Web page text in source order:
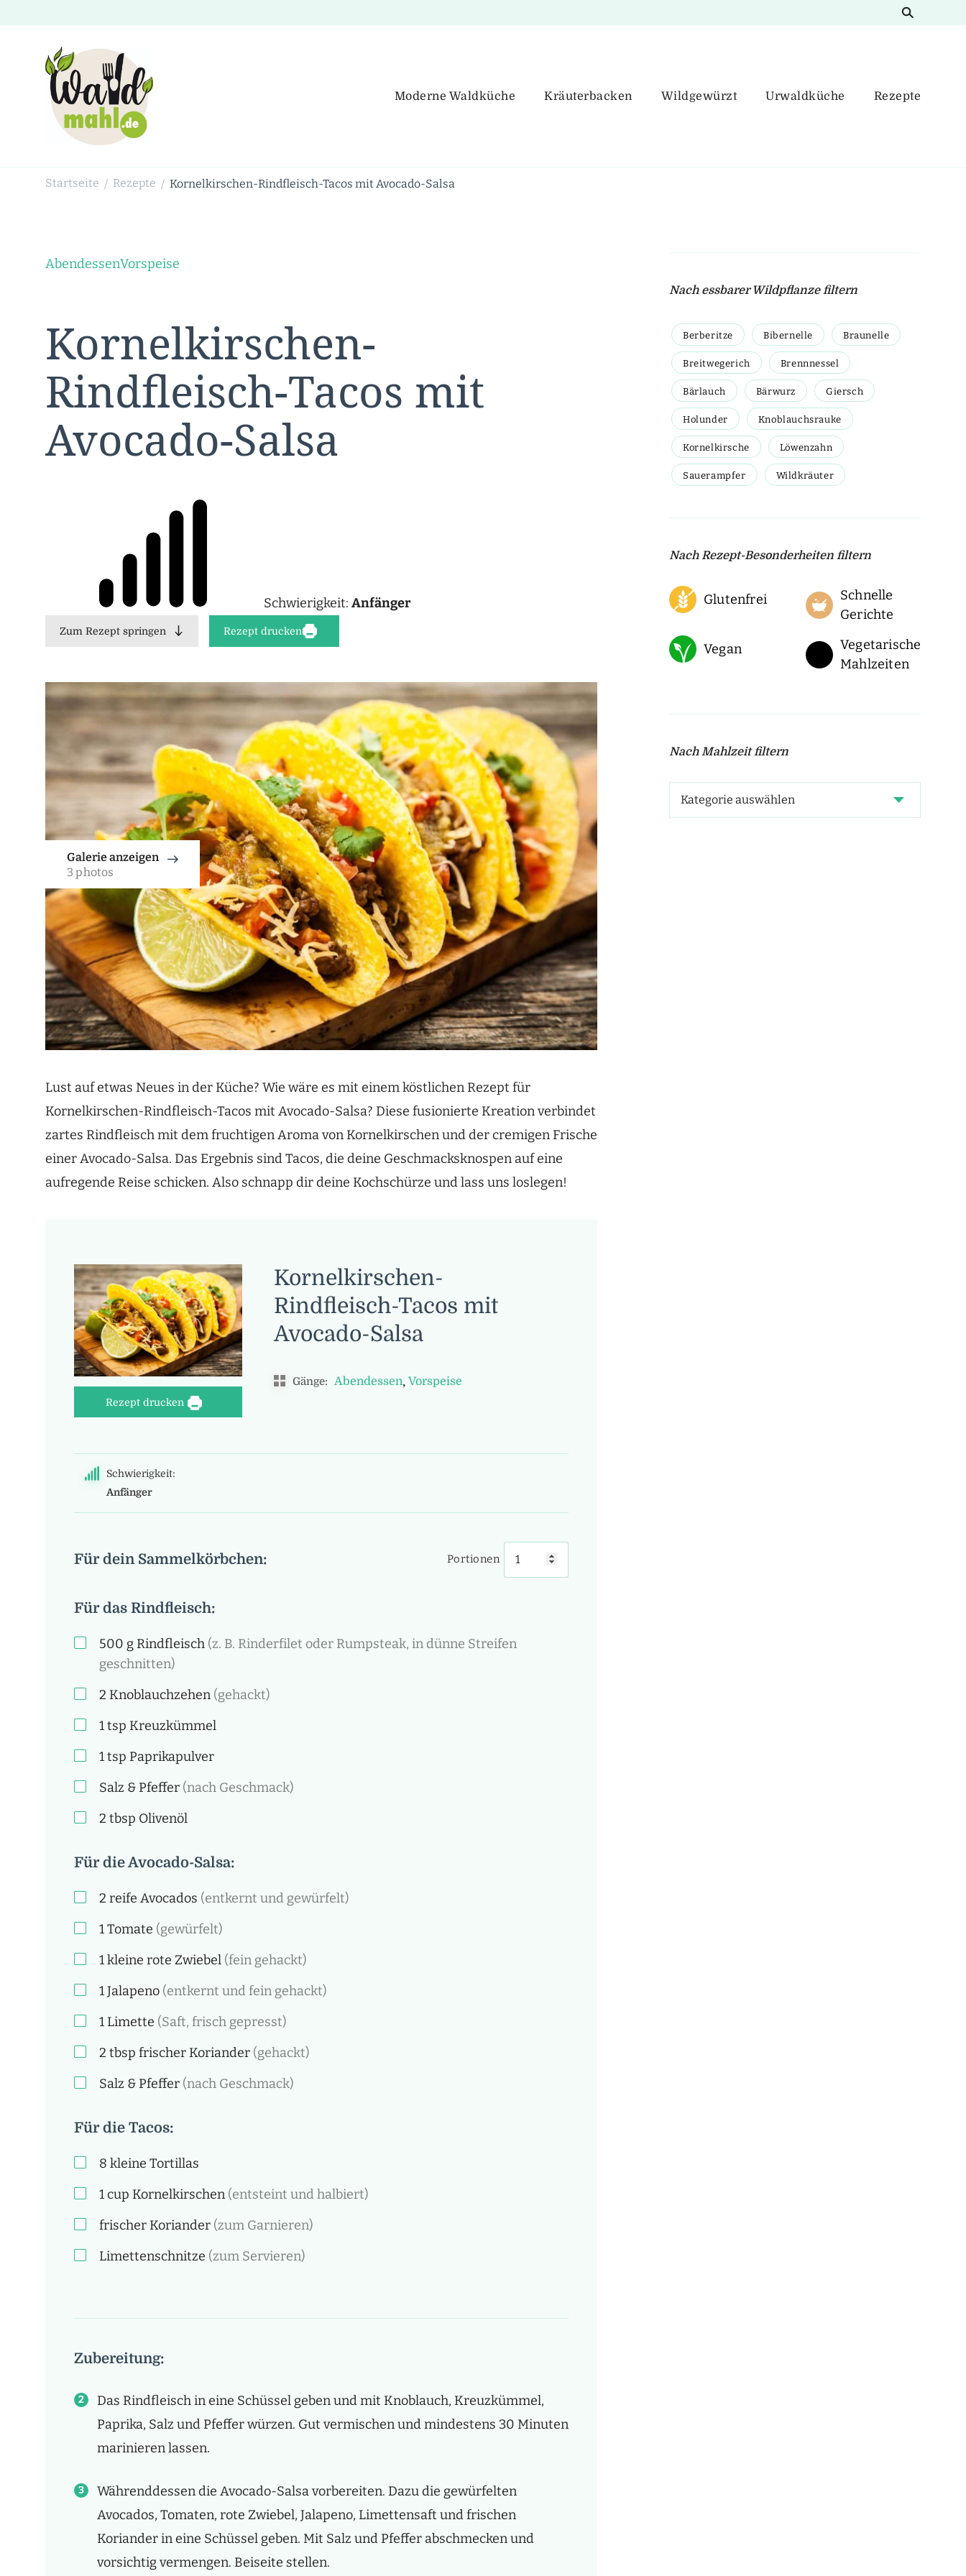
Moderne Waldküche Kräuterbacken Wildgewürzt Urwaldküche Rezepte
Startseite / Rezepte / Kornelkirschen-Rindfleisch-Tacos mit Avocado-Salsa
AbendessenVorspeise
Kornelkirschen-
Rindfleisch-Tacos mit
Avocado-Salsa
Schwierigkeit: Anfänger
Zum Rezept springen Rezept drucken
Galerie anzeigen
3 photos
Lust auf etwas Neues in der Küche? Wie wäre es mit einem köstlichen Rezept für
Kornelkirschen-Rindfleisch-Tacos mit Avocado-Salsa? Diese fusionierte Kreation verbindet
zartes Rindfleisch mit dem fruchtigen Aroma von Kornelkirschen und der cremigen Frische
einer Avocado-Salsa. Das Ergebnis sind Tacos, die deine Geschmacksknospen auf eine
aufregende Reise schicken. Also schnapp dir deine Kochschürze und lass uns loslegen!
Rezept drucken
Kornelkirschen-
Rindfleisch-Tacos mit
Avocado-Salsa
Gänge: Abendessen, Vorspeise
Schwierigkeit:
Anfänger
Für dein Sammelkörbchen: Portionen
Für das Rindfleisch:
500 gRindfleisch (z. B. Rinderfilet oder Rumpsteak, in dünne Streifen
geschnitten)
2 Knoblauchzehen (gehackt)
1tsp Kreuzkümmel
1tsp Paprikapulver
Salz & Pfeffer (nach Geschmack)
2 tbsp Olivenöl
Für die Avocado-Salsa:
2 reife Avocados (entkernt und gewürfelt)
1Tomate (gewürfelt)
1 kleine rote Zwiebel (fein gehackt)
1Jalapeno (entkernt und fein gehackt)
1 Limette (Saft, frisch gepresst)
2 tbsp frischer Koriander (gehackt)
Salz & Pfeffer (nach Geschmack)
Für die Tacos:
8 kleine Tortillas
1cup Kornelkirschen (entsteint und halbiert)
frischer Koriander (zum Garnieren)
Limettenschnitze (zum Servieren)
Zubereitung:
Das Rindfleisch in eine Schüssel geben und mit Knoblauch, Kreuzkümmel,
Paprika, Salz und Pfeffer würzen. Gut vermischen und mindestens 30 Minuten
marinieren lassen.
Währenddessen die Avocado-Salsa vorbereiten. Dazu die gewürfelten
Avocados, Tomaten, rote Zwiebel, Jalapeno, Limettensaft und frischen
Koriander in eine Schüssel geben. Mit Salz und Pfeffer abschmecken und
vorsichtig vermengen. Beiseite stellen.
Nach essbarer Wildpflanze filtern
Berberitze Bibernelle Braunelle
Breitwegerich Brennnessel
Bärlauch Bärwurz Giersch
Holunder Knoblauchsrauke
Kornelkirsche Löwenzahn
Sauerampfer Wildkräuter
Nach Rezept-Besonderheiten filtern
Glutenfrei
Schnelle
Gerichte
Vegan
Vegetarische
Mahlzeiten
Nach Mahlzeit filtern